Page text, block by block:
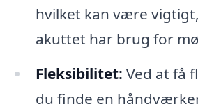
hvilket kan være
akuttet har brug for
Fleksibilitet: Ved at få
du finde en